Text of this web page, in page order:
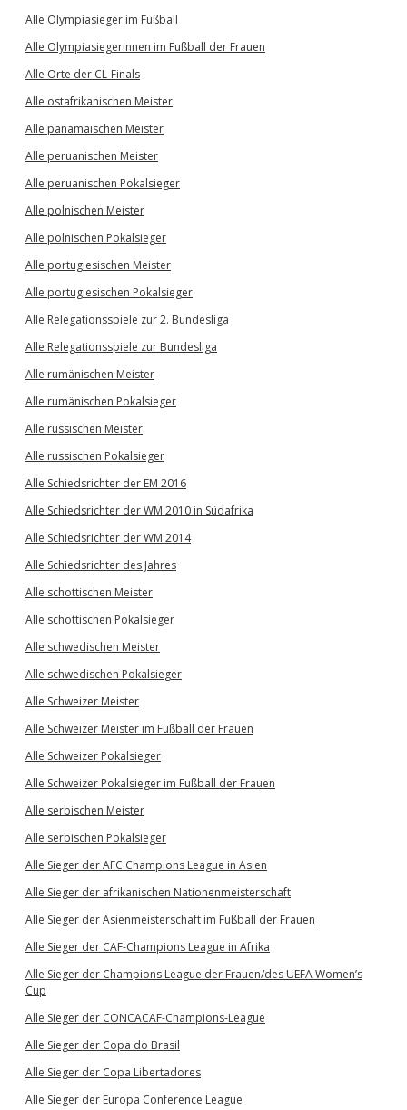
Alle Olympiasieger im Fußball
Alle Olympiasiegerinnen im Fußball der Frauen
Alle Orte der CL-Finals
Alle ostafrikanischen Meister
Alle panamaischen Meister
Alle peruanischen Meister
Alle peruanischen Pokalsieger
Alle polnischen Meister
Alle polnischen Pokalsieger
Alle portugiesischen Meister
Alle portugiesischen Pokalsieger
Alle Relegationsspiele zur 2. Bundesliga
Alle Relegationsspiele zur Bundesliga
Alle rumänischen Meister
Alle rumänischen Pokalsieger
Alle russischen Meister
Alle russischen Pokalsieger
Alle Schiedsrichter der EM 2016
Alle Schiedsrichter der WM 2010 in Südafrika
Alle Schiedsrichter der WM 2014
Alle Schiedsrichter des Jahres
Alle schottischen Meister
Alle schottischen Pokalsieger
Alle schwedischen Meister
Alle schwedischen Pokalsieger
Alle Schweizer Meister
Alle Schweizer Meister im Fußball der Frauen
Alle Schweizer Pokalsieger
Alle Schweizer Pokalsieger im Fußball der Frauen
Alle serbischen Meister
Alle serbischen Pokalsieger
Alle Sieger der AFC Champions League in Asien
Alle Sieger der afrikanischen Nationenmeisterschaft
Alle Sieger der Asienmeisterschaft im Fußball der Frauen
Alle Sieger der CAF-Champions League in Afrika
Alle Sieger der Champions League der Frauen/des UEFA Women’s
Cup
Alle Sieger der CONCACAF-Champions-League
Alle Sieger der Copa do Brasil
Alle Sieger der Copa Libertadores
Alle Sieger der Europa Conference League